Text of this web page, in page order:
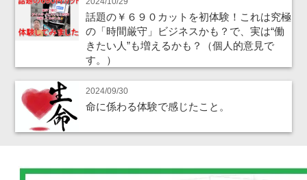
話題の￥６９０カットを初体験！これは究極
の「時間厳守」ビジネスかも？で、実は“働
きたい人”も増えるかも？（個人的意見で
す。）
2024/09/30
命に係わる体験で感じたこと。